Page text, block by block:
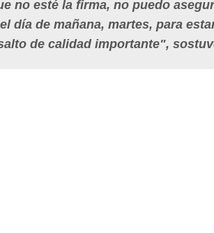
no esté la firma, no puedo
día de mañana, martes, para
de calidad importante",